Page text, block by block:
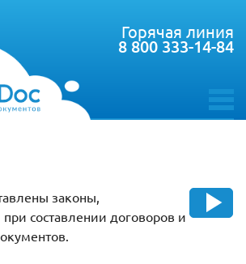
toggle
Горячая линия
8 800 333-14-84
законы,
составлении договоров и